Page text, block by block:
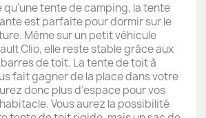
tente de camping, la tente
est parfaite pour dormir sur le
Même sur un petit véhicule
Clio, elle reste stable grâce aux
de toit. La tente de toit à
fait gagner de la place dans votre
donc plus d’espace pour vos
Vous aurez la possibilité